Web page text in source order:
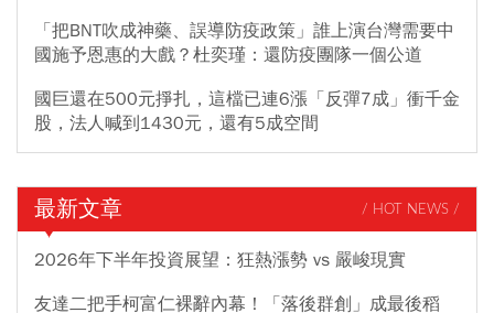
「把BNT吹成神藥、誤導防疫政策」誰上演台灣需要中
國施予恩惠的大戲？杜奕瑾：還防疫團隊一個公道
國巨還在500元掙扎，這檔已連6漲「反彈7成」衝千金
股，法人喊到1430元，還有5成空間
最新文章 / HOT NEWS /
2026年下半年投資展望：狂熱漲勢 vs 嚴峻現實
友達二把手柯富仁裸辭內幕！「落後群創」成最後稻